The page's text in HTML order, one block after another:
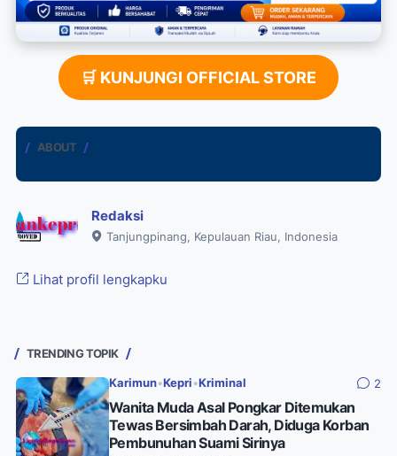
🛒 KUNJUNGI OFFICIAL STORE
ABOUT
Redaksi
Tanjungpinang, Kepulauan Riau, Indonesia
Lihat profil lengkapku
TRENDING TOPIK
Karimun•Kepri •Kriminal 2
Wanita Muda Asal Pongkar Ditemukan
Tewas Bersimbah Darah, Diduga Korban
Pembunuhan Suami Sirinya